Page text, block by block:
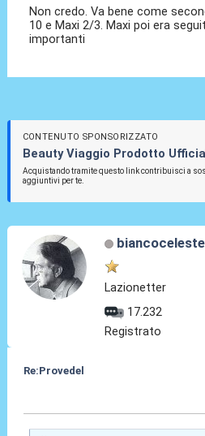
Non credo. Va bene come
10 e Maxi 2/3. Maxi poi era
importanti
CONTENUTO SPONSORIZZATO
Beauty Viaggio Prodotto
Acquistando tramite questo link contribuisci a
aggiuntivi per te.
Lazionetter
17.232
Registrato
Re:Provedel